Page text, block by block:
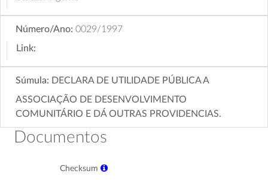
Número/Ano: 0029/1997
Link:
Súmula: DECLARA DE UTILIDADE PÚBLICA A
ASSOCIAÇÃO DE DESENVOLVIMENTO
COMUNITÁRIO E DÁ OUTRAS PROVIDENCIAS.
Documentos
Checksum